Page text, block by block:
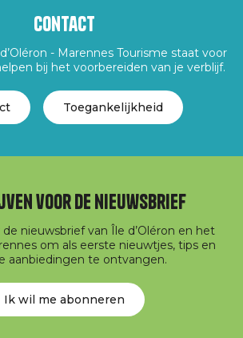
Contact
- Marennes Tourisme staat voor
bij het voorbereiden van je verblijf.
Toegankelijkheid
voor de nieuwsbrief
nieuwsbrief van Île d’Oléron en het
om als eerste nieuwtjes, tips en
aanbiedingen te ontvangen.
Ik wil me abonneren